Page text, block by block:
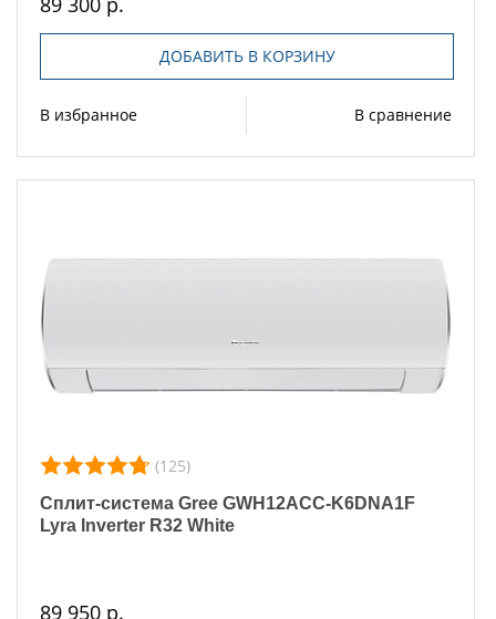
ДОБАВИТЬ В КОРЗИНУ
В избранное В сравнение
(125)
Сплит-система Gree GWH12ACC-K6DNA1F
Lyra Inverter R32 White
89 950 р.